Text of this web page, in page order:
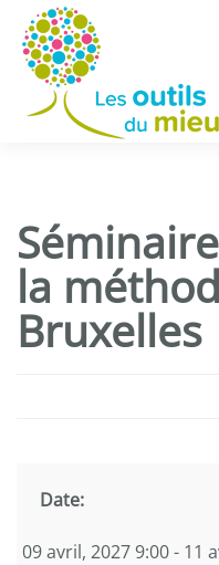
Accéder au contenu
la
Bruxelles
Date:
09 avril, 2027 9:00 - 11